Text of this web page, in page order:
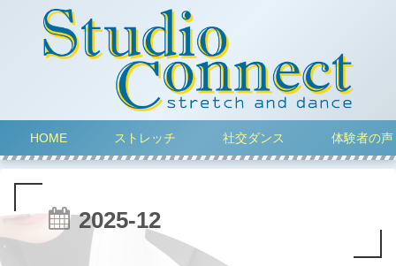
HOME ストレッチ 社交ダンス 体験者の声
2025-12